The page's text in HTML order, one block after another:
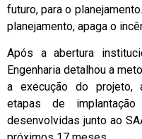
futuro, para o
planejamento, apaga o
Após a abertura
Engenharia detalhou a
a execução do projeto,
etapas de
desenvolvidas junto ao